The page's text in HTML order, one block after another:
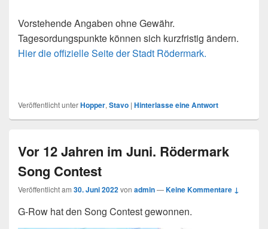
Vorstehende Angaben ohne Gewähr.
Tagesordungspunkte können sich kurzfristig ändern.
Hier die offizielle Seite der Stadt Rödermark.
Veröffentlicht unterHopper, Stavo | Hinterlasse eine Antwort
Vor 12 Jahren im Juni. Rödermark
Song Contest
Veröffentlicht am 30. Juni 2022von admin—Keine Kommentare ↓
G-Row hat den Song Contest gewonnen.